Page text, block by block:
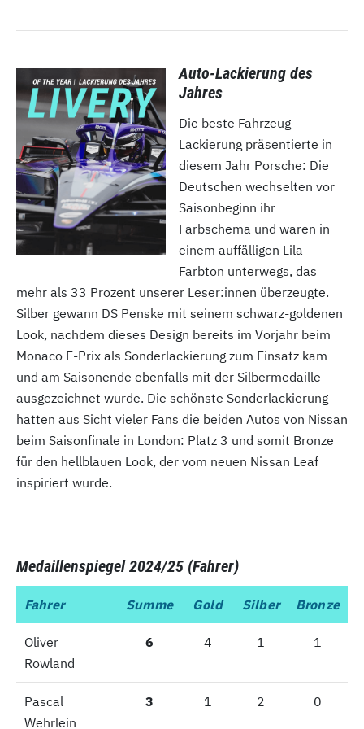
Auto-Lackierung des
Jahres
Die beste Fahrzeug-
Lackierung präsentierte in
diesem Jahr Porsche: Die
Deutschen wechselten vor
Saisonbeginn ihr
Farbschema und waren in
einem auffälligen Lila-
Farbton unterwegs, das
mehr als 33 Prozent unserer Leser:innen überzeugte.
Silber gewann DS Penske mit seinem schwarz-goldenen
Look, nachdem dieses Design bereits im Vorjahr beim
Monaco E-Prix als Sonderlackierung zum Einsatz kam
und am Saisonende ebenfalls mit der Silbermedaille
ausgezeichnet wurde. Die schönste Sonderlackierung
hatten aus Sicht vieler Fans die beiden Autos von Nissan
beim Saisonfinale in London: Platz 3 und somit Bronze
für den hellblauen Look, der vom neuen Nissan Leaf
inspiriert wurde.
Medaillenspiegel 2024/25 (Fahrer)
Fahrer Summe Gold Silber Bronze
Oliver
Rowland
6 4 1 1
Pascal
Wehrlein
3 1 2 0
Fahrer
Oliver
Rowland
Pascal
Wehrlein